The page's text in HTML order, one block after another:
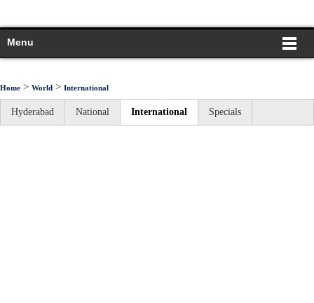
Menu
Home > World > International
Hyderabad National International Specials